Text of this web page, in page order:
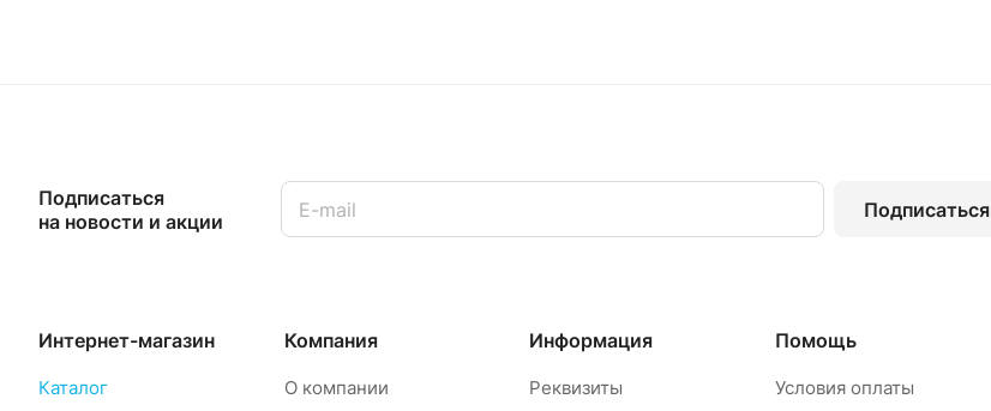
Подписаться
на новости и акции
Подписаться
Интернет-магазин
Каталог
Компания
О компании
Информация
Реквизиты
Помощь
Условия оплаты